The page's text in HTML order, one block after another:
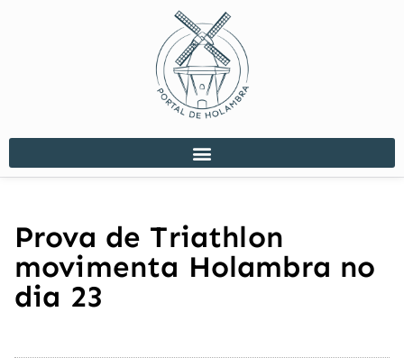
Prova de Triathlon
movimenta Holambra no
dia 23